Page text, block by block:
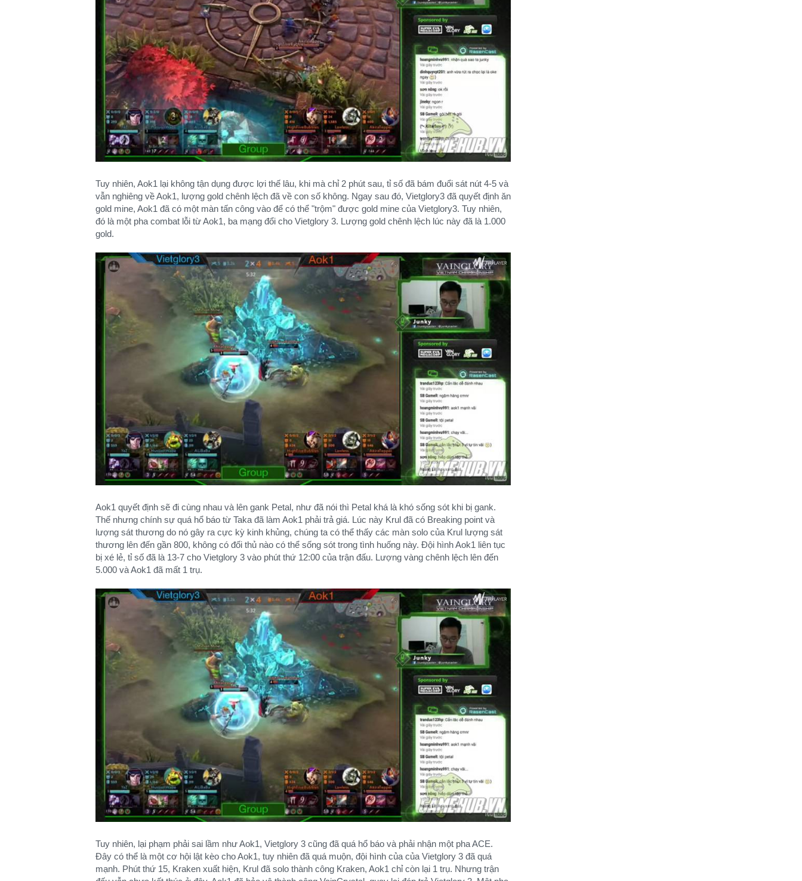
Tuy nhiên, Aok1 lại không tận dụng được lợi thế lâu, khi mà chỉ 2 phút sau, tỉ số đã bám đuổi sát nút 4-5 và
vẫn nghiêng về Aok1, lượng gold chênh lệch đã về con số không. Ngay sau đó, Vietglory3 đã quyết định ăn
gold mine, Aok1 đã có một màn tấn công vào để có thể "trộm" được gold mine của Vietglory3. Tuy nhiên,
đó là một pha combat lỗi từ Aok1, ba mạng đổi cho Vietglory 3. Lượng gold chênh lệch lúc này đã là 1.000
gold.
Aok1 quyết định sẽ đi cùng nhau và lên gank Petal, như đã nói thì Petal khá là khó sống sót khi bị gank.
Thế nhưng chính sự quá hổ báo từ Taka đã làm Aok1 phải trả giá. Lúc này Krul đã có Breaking point và
lượng sát thương do nó gây ra cực kỳ kinh khủng, chúng ta có thể thấy các màn solo của Krul lượng sát
thương lên đến gần 800, không có đối thủ nào có thể sống sót trong tình huống này. Đội hình Aok1 liên tục
bị xé lẻ, tỉ số đã là 13-7 cho Vietglory 3 vào phút thứ 12:00 của trận đấu. Lượng vàng chênh lệch lên đến
5.000 và Aok1 đã mất 1 trụ.
Tuy nhiên, lại phạm phải sai lầm như Aok1, Vietglory 3 cũng đã quá hổ báo và phải nhận một pha ACE.
Đây có thể là một cơ hội lật kèo cho Aok1, tuy nhiên đã quá muộn, đội hình của của Vietglory 3 đã quá
mạnh. Phút thứ 15, Kraken xuất hiện, Krul đã solo thành công Kraken, Aok1 chỉ còn lại 1 trụ. Nhưng trận